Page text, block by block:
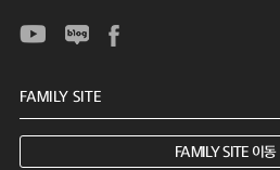
FAMILY SITE 이동